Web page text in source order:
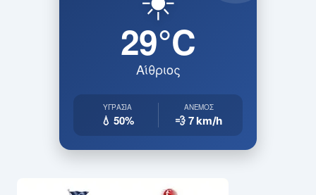
29°C
Αίθριος
ΥΓΡΑΣΊΑ
💧 50%
ΆΝΕΜΟΣ
💨 7km/h